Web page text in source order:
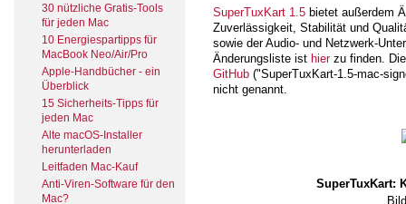
30 nützliche Gratis-Tools
für jeden Mac
10 Energiespartipps für
MacBook Neo/Air/Pro
Apple-Handbücher - ein
Überblick
15 Sicherheits-Tipps für
jeden Mac
Alte macOS-Installer
herunterladen
Leitfaden Mac-Kauf
Anti-Viren-Software für den
Mac?
SuperTuxKart 1.5 bietet außerdem
Zuverlässigkeit, Stabilität und
sowie der Audio- und Netzwerk-
Änderungsliste ist hierzu finden.
GitHub ("SuperTuxKart-1.5-mac-
nicht genannt.
SuperTuxKart: